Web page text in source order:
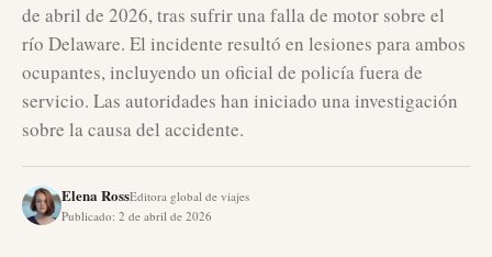
de abril de 2026, tras sufrir una falla de motor sobre el
río Delaware. El incidente resultó en lesiones para ambos
ocupantes, incluyendo un oficial de policía fuera de
servicio. Las autoridades han iniciado una investigación
sobre la causa del accidente.
Elena RossEditora global de viajes
Publicado: 2 de abril de 2026